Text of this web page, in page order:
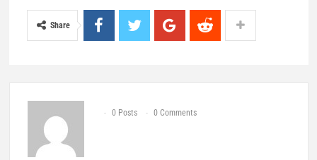
Share
0 Posts 0 Comments